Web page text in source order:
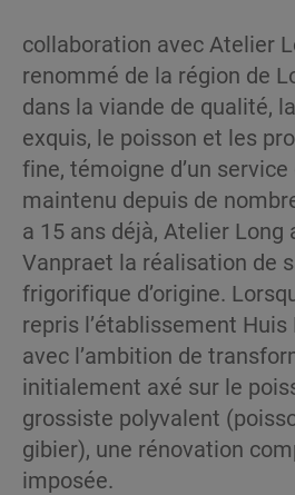
collaboration avec Atelier
renommé de la région de
dans la viande de qualité,
exquis, le poisson et les
fine, témoigne d’un service
maintenu depuis de
a 15 ans déjà, Atelier Long
Vanpraet la réalisation de
frigorifique d’origine.
repris l’établissement
avec l’ambition de
initialement axé sur le
grossiste polyvalent
gibier), une rénovation
imposée.